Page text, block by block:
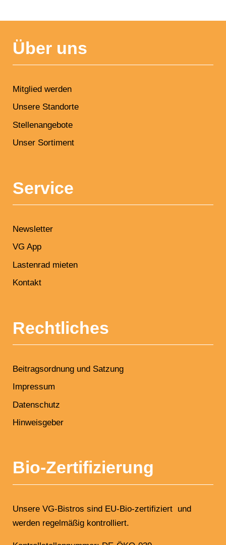
Über uns
Mitglied werden
Unsere Standorte
Stellenangebote
Unser Sortiment
Service
Newsletter
VG App
Lastenrad mieten
Kontakt
Rechtliches
Beitragsordnung und Satzung
Impressum
Datenschutz
Hinweisgeber
Bio-Zertifizierung
Unsere VG-Bistros sind EU-Bio-zertifiziert und
werden regelmäßig kontrolliert.